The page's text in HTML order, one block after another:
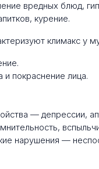
вредных блюд,
курение.
климакс у
покраснение лица.
— депрессии,
нарушения —